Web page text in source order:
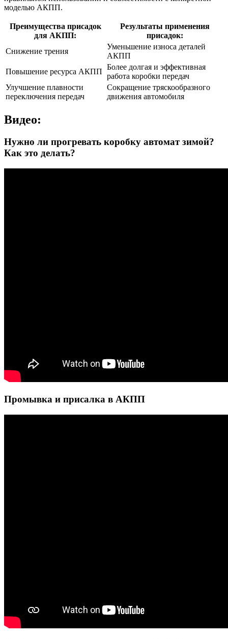
моделью АКПП.
Преимущества присадок
для АКПП:
Результаты применения
присадок:
Снижение трения
Уменьшение износа деталей
АКПП
Повышение ресурса АКПП
Более долгая и эффективная
работа коробки передач
Улучшение плавности
переключения передач
Сокращение тряскообразного
движения автомобиля
Видео:
Нужно ли прогревать коробку автомат зимой?
Как это делать?
Промывка и присалка в АКПП